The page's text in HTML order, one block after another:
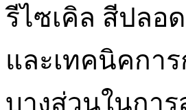
รีไซเคิล สีปลอ
และเทคนิคกา
บางส่วนในกา